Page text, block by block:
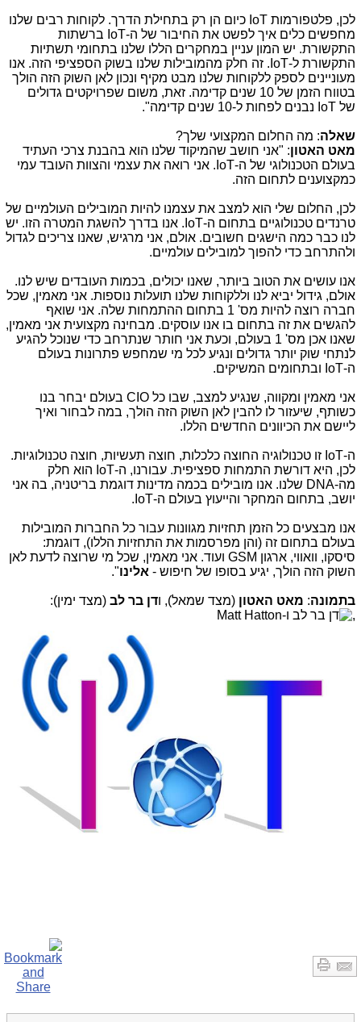
לכן, פלטפורמות IoT כיום הן רק בתחילת הדרך. לקוחות רבים שלנו
מחפשים כלים איך לפשט את החיבור של ה-IoT ברשתות
התקשורת. יש המון עניין במחקרים הללו שלנו בתחומי תשתיות
התקשורת ל-IoT . זה חלק מהמובילות שלנו בשוק הספציפי הזה. אנו
מעוניינים לספק ללקוחות שלנו מבט מקיף ונכון לאן השוק הזה הולך
בטווח הזמן של 10 שנים קדימה. זאת, משום שפרויקטים גדולים
של IoT נבנים לפחות ל-10 שנים קדימה".
שאלה: מה החלום המקצועי שלך?
מאט האטון: "אני חושב שהמיקוד שלנו הוא בהבנת צרכי העתיד
בעולם הטכנולוגי של ה-IoT . אני רואה את עצמי והצוות העובד עמי
כמקצוענים לתחום הזה.
לכן, החלום שלי הוא למצב את עצמנו להיות המובילים העולמיים של
טרנדים טכנולוגיים בתחום ה-IoT . אנו בדרך להשגת המטרה הזו. יש
לנו כבר כמה הישגים חשובים. אולם, אני מרגיש, שאנו צריכים לגדול
ולהתרחב כדי להפוך למובילים עולמיים.
אנו עושים את הטוב ביותר, שאנו יכולים, בכמות העובדים שיש לנו.
אולם, גידול יביא לנו וללקוחות שלנו תועלות נוספות. אני מאמין, שכל
חברה רוצה להיות מס' 1 בתחום ההתמחות שלה. אני שואף
להגשים את זה בתחום בו אנו עוסקים. מבחינה מקצועית אני מאמין,
שאנו אכן מס' 1 בעולם, וכעת אני חותר שנתרחב כדי שנוכל להגיע
לנתחי שוק יותר גדולים ונגיע לכל מי שמחפש פתרונות בעולם
ה-IoT ובתחומים המשיקים.
אני מאמין ומקווה, שנגיע למצב, שבו כל CIO בעולם יבחר בנו
כשותף, שיעזור לו להבין לאן השוק הזה הולך, במה לבחור ואיך
ליישם את הכיוונים החדשים הללו.
ה-IoT זו טכנולוגיה החוצה כלכלות, חוצה תעשיות, חוצה טכנולוגיות.
לכן, היא דורשת התמחות ספציפית. עבורנו, ה-IoT הוא חלק
מה-DNA שלנו. אנו מובילים בכמה מדינות דוגמת בריטניה, בה אני
יושב, בתחום המחקר והייעוץ בעולם ה-IoT
.
אנו מבצעים כל הזמן תחזיות מגוונות עבור כל החברות המובילות
בעולם בתחום זה (והן מפרסמות את התחזיות הללו), דוגמת:
סיסקו, וואווי, ארגון GSM ועוד. אני מאמין, שכל מי שרוצה לדעת לאן
השוק הזה הולך, יגיע בסופו של חיפוש - אלינו".
בתמונה: מאט האטון (מצד שמאל), ודן בר לב (מצד ימין):
,